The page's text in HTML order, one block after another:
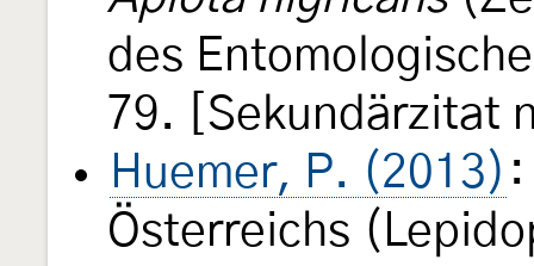
des
79. [Sekundärzitat
Huemer, P. (2013)
Österreichs